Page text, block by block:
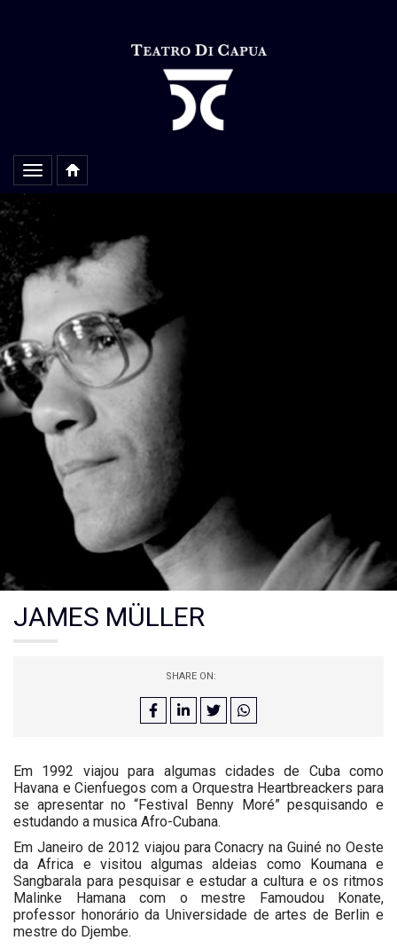
Alterar
navegação
JAMES MÜLLER
SHARE ON:
Em 1992 viajou para algumas cidades de Cuba como
Havana e Cienfuegos com a Orquestra Heartbreackers para
se apresentar no “Festival Benny Moré” pesquisando e
estudando a musica Afro-Cubana.
Em Janeiro de 2012 viajou para Conacry na Guiné no Oeste
da Africa e visitou algumas aldeias como Koumana e
Sangbarala para pesquisar e estudar a cultura e os ritmos
Malinke Hamana com o mestre Famoudou Konate,
professor honorário da Universidade de artes de Berlin e
mestre do Djembe.